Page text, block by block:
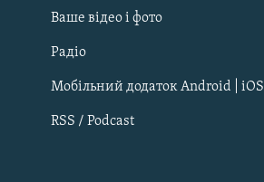
ДОЛУЧАЙСЯ!
Ваше відео і фото
Радіо
Мобільний додаток Android | iOS
RSS / Podcast